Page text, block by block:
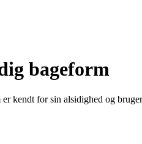
bageform
for sin alsidighed og